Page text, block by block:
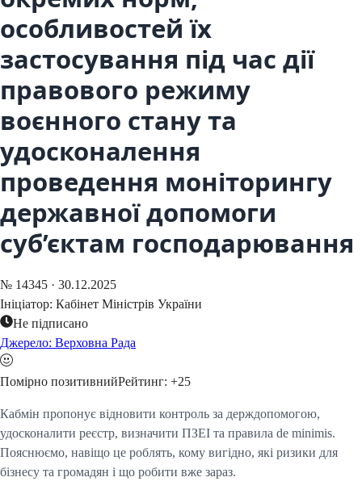
особливостей їх
застосування під час дії
правового режиму
воєнного стану та
удосконалення
проведення моніторингу
державної допомоги
суб’єктам господарювання
№ 14345 · 30.12.2025
Ініціатор: Кабінет Міністрів України
Не підписано
Джерело: Верховна Рада
Помірно позитивнийРейтинг: +25
Кабмін пропонує відновити контроль за держдопомогою,
удосконалити реєстр, визначити ПЗЕІ та правила de minimis.
Пояснюємо, навіщо це роблять, кому вигідно, які ризики для
бізнесу та громадян і що робити вже зараз.